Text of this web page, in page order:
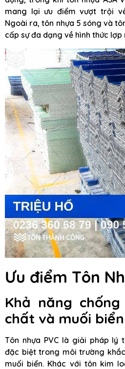
mang lại ưu điểm vượt trội
Ngoài ra, tôn nhựa 5 sóng và
cấp sự đa dạng về hình thức
Ưu điểm Tôn
Khả năng
chất và muối
Tôn nhựa PVC là giải pháp lý
đặc biệt trong môi trường
muối biển. Khác với tôn kim